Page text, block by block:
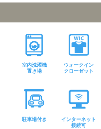
室内洗濯機
置き場
ウォークイン
クローゼット
駐車場付き
インターネット
接続可